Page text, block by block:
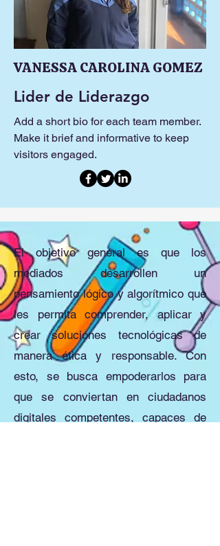
VANESSA CAROLINA GOMEZ
Lider de Liderazgo
Add a short bio for each team member.
Make it brief and informative to keep
visitors engaged.
El objetivo general es que los
mediados desarrollen un
pensamiento lógico y algorítmico que
les permita comprender, aplicar y
crear soluciones tecnológicas de
manera ética y responsable. Con
esto, se busca empoderarlos para
que se conviertan en ciudadanos
digitales competentes, capaces de